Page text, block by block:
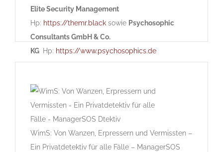
Elite Security Management
Hp: https://themr.black sowie Psychosophic
Consultants GmbH & Co.
KG Hp: https://www.psychosophics.de
WimS: Von Wanzen, Erpressern und Vermissten –
Ein Privatdetektiv für alle Fälle – ManagerSOS